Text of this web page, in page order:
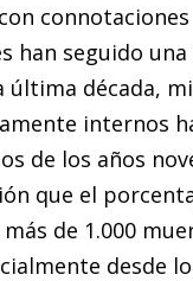
connotaciones
han seguido
última década,
internos
de los años
que el
de 1.000
desde